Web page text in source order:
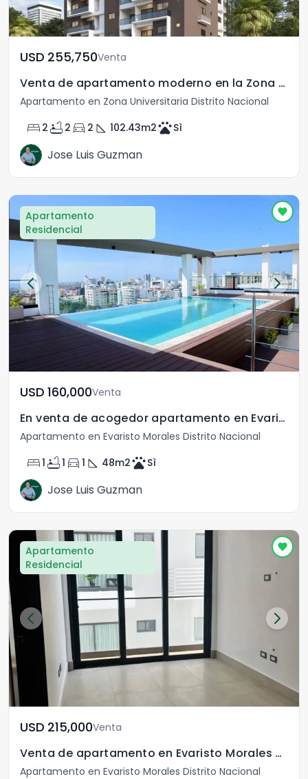
USD	255,750Venta
Venta de apartamento moderno en la Zona Universitaria
Apartamento en Zona Universitaria Distrito Nacional
bed 2 bathtub 2 directions_car 2 square_foot 102.43m2petsSì
Jose Luis Guzman
Apartamento
Residencial
USD	160,000Venta
En venta de acogedor apartamento en Evaristo Morales
Apartamento en Evaristo Morales Distrito Nacional
bed1 bathtub1 directions_car 1 square_foot 48m2petsSì
Jose Luis Guzman
Apartamento
Residencial
USD	215,000Venta
Venta de apartamento en Evaristo Morales Santo Domingo
Apartamento en Evaristo Morales Distrito Nacional